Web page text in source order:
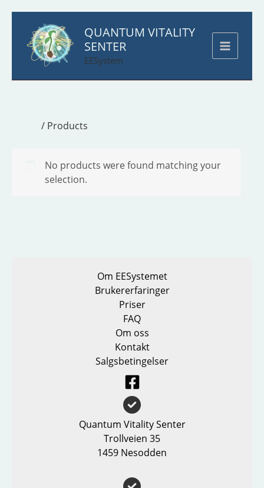
content
QUANTUM VITALITY
SENTER
EESystem
/ Products
No products were found matching your
selection.
Om EESystemet
Brukererfaringer
Priser
FAQ
Om oss
Kontakt
Salgsbetingelser
Quantum Vitality Senter
Trollveien 35
1459 Nesodden